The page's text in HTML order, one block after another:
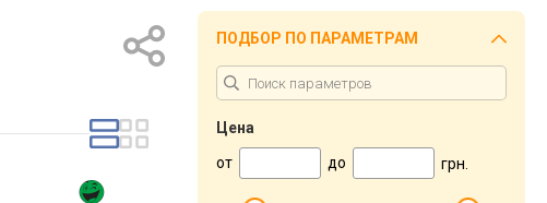
ПОДБОР ПО ПАРАМЕТРАМ
Цена
от
до грн.